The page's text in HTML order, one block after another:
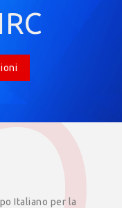
Italiano per la